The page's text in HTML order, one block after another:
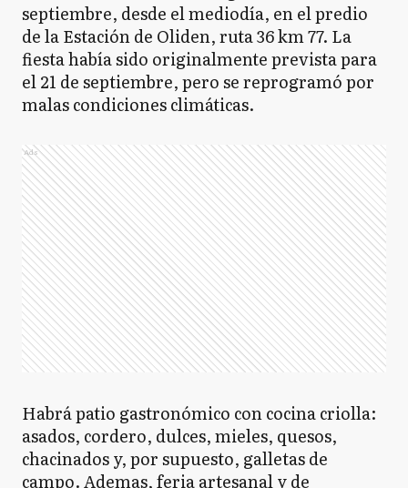
septiembre, desde el mediodía, en el predio
de la Estación de Oliden, ruta 36 km 77. La
fiesta había sido originalmente prevista para
el 21 de septiembre, pero se reprogramó por
malas condiciones climáticas.
Ads
Habrá patio gastronómico con cocina criolla:
asados, cordero, dulces, mieles, quesos,
chacinados y, por supuesto, galletas de
campo. Ademas, feria artesanal y de